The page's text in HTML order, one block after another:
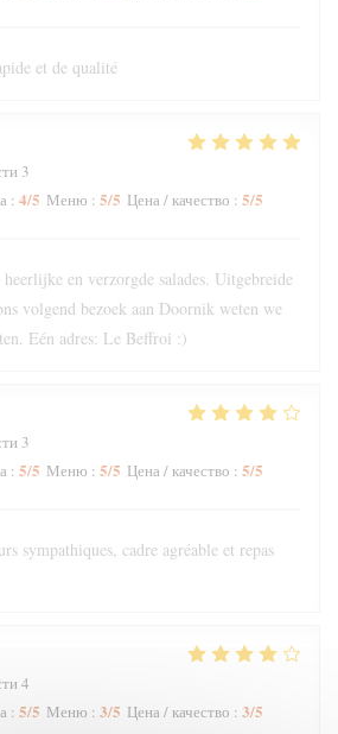
et de qualité
3
: 4/5 Меню : 5/5 Цена / качество : 5/5
en verzorgde salades. Uitgebreide
volgend bezoek aan Doornik weten we
Eén adres: Le Beffroi :)
3
: 5/5 Меню : 5/5 Цена / качество : 5/5
sympathiques, cadre agréable et repas
4
: 5/5 Меню : 3/5 Цена / качество : 3/5